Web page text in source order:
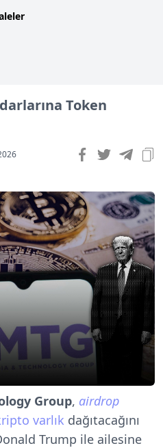
Token
Group, airdrop
varlık dağıtacağını
Trump ile ailesine